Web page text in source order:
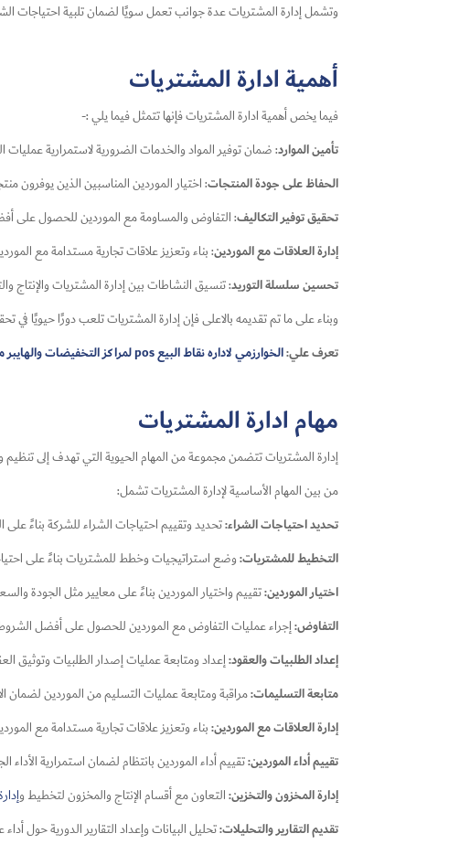
وتشمل إدارة المشتريات عدة جوانب تعمل سويًا لضمان تلبية احتياجات
أهمية ادارة المشتريات
فيما يخص أهمية ادارة المشتريات فإنها تتمثل فيما يلي :-
تأمين الموارد: ضمان توفير المواد والخدمات الضرورية لاستمرارية
الحفاظ على جودة المنتجات: اختيار الموردين المناسبين الذين يوفرون
تحقيق توفير التكاليف: التفاوض والمساومة مع الموردين للحصول على
إدارة العلاقات مع الموردين: بناء وتعزيز علاقات تجارية مستدامة مع
تحسين سلسلة التوريد: تنسيق النشاطات بين إدارة المشتريات والإنتاج
وبناء على ما تم تقديمه بالاعلى فإن إدارة المشتريات تلعب دورًا حيويًا
تعرف علي:الخوارزمي لاداره نقاط البيع pos لمراكز التخفيضات والهايبر ماركت
مهام ادارة المشتريات
إدارة المشتريات تتضمن مجموعة من المهام الحيوية التي تهدف إلى
من بين المهام الأساسية لإدارة المشتريات تشمل:
تحديد احتياجات الشراء:تحديد وتقييم احتياجات الشراء للشركة بناءً
التخطيط للمشتريات:وضع استراتيجيات وخطط للمشتريات بناءً على
اختيار الموردين:تقييم واختيار الموردين بناءً على معايير مثل الجودة
التفاوض:إجراء عمليات التفاوض مع الموردين للحصول على أفضل الشروط
إعداد الطلبيات والعقود:إعداد ومتابعة عمليات إصدار الطلبيات وتوثيق
متابعة التسليمات:مراقبة ومتابعة عمليات التسليم من الموردين لضمان
إدارة العلاقات مع الموردين:بناء وتعزيز علاقات تجارية مستدامة مع
تقييم أداء الموردين:تقييم أداء الموردين بانتظام لضمان استمرارية
إدارة المخزون والتخزين:التعاون مع أقسام الإنتاج والمخزون لتخطيط و
تقديم التقارير والتحليلات:تحليل البيانات وإعداد التقارير الدورية حول